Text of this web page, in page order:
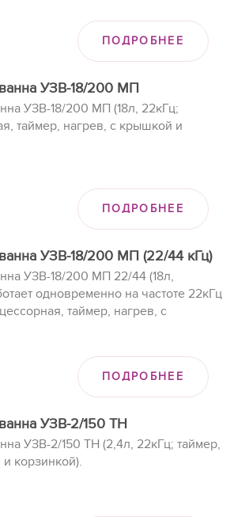
ПОДРОБНЕЕ
УЗВ-18/200 МП
УЗВ-18/200 МП (18л, 22кГц;
таймер, нагрев, с крышкой и
ПОДРОБНЕЕ
УЗВ-18/200 МП (22/44 кГц)
УЗВ-18/200 МП 22/44 (18л,
одновременно на частоте 22кГц
таймер, нагрев, с
ПОДРОБНЕЕ
УЗВ-2/150 ТН
УЗВ-2/150 ТН (2,4л, 22кГц; таймер,
корзинкой).